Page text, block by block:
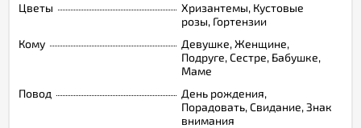
Цветы
Хризантемы, Кустовые
розы, Гортензии
Кому
Девушке, Женщине,
Подруге, Сестре, Бабушке,
Маме
Повод
День рождения,
Порадовать, Свидание, Знак
внимания